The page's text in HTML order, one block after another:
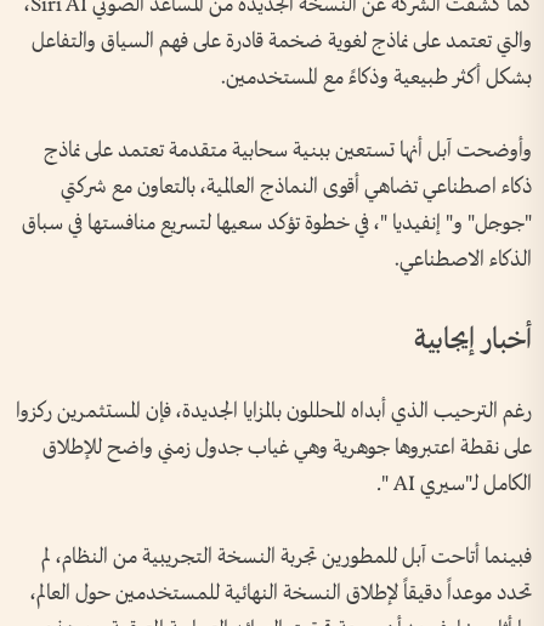
والتي تعتمد على نماذج لغوية ضخمة قادرة على فهم السياق والتفاعل
بشكل أكثر طبيعية وذكاءً مع المستخدمين.
وأوضحت آبل أنها تستعين ببنية سحابية متقدمة تعتمد على نماذج
ذكاء اصطناعي تضاهي أقوى النماذج العالمية، بالتعاون مع شركتي
"جوجل" و" إنفيديا "، في خطوة تؤكد سعيها لتسريع منافستها في سباق
الذكاء الاصطناعي.
أخبار إيجابية
رغم الترحيب الذي أبداه المحللون بالمزايا الجديدة، فإن المستثمرين ركزوا
على نقطة اعتبروها جوهرية وهي غياب جدول زمني واضح للإطلاق
الكامل لـ"سيري AI ".
فبينما أتاحت آبل للمطورين تجربة النسخة التجريبية من النظام، لم
تحدد موعداً دقيقاً لإطلاق النسخة النهائية للمستخدمين حول العالم،